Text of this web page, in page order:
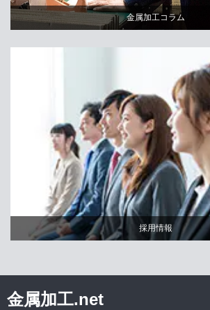
金属加工コラム
採用情報
金属加工.net